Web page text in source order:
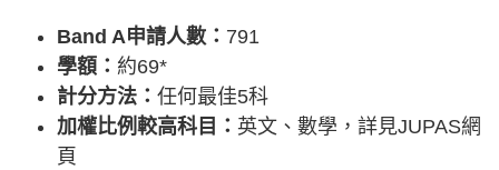
Band A申請人數： 791
學額： 約69*
計分方法： 任何最佳5科
加權比例較高科目： 英文、數學，詳見JUPAS網
頁